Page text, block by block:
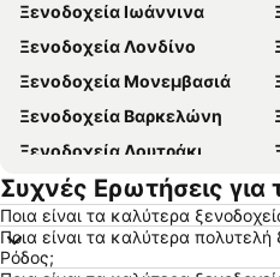
Ξενοδοχεία Ιωάννινα
Ξενοδοχεία Λονδίνο
Ξενοδοχεία Μονεμβασιά
Ξενοδοχεία Βαρκελώνη
Ξενοδοχεία Λουτράκι
Ξενοδοχεία Βιέννη
Ξενοδοχεία Αλεξανδρούπολη
Ξενοδοχεία Βουδαπέστη
Συχνές Ερωτήσεις για
Ποια είναι τα καλύτερα
Ποια είναι τα καλύτερα
Ρόδος;